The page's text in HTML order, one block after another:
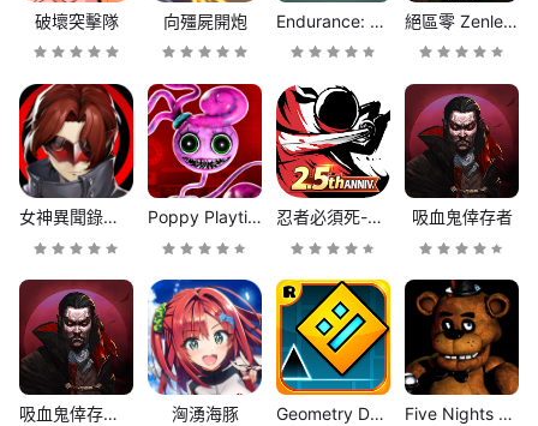
破壞突擊隊 向殭屍開炮 Endurance: dead space Premium 絕區零 Zenless Zone Zero - PC
女神異聞錄：夜幕魅影 Poppy Playtime Chapter 2 忍者必須死-全球版 吸血鬼倖存者
吸血鬼倖存者 PC優化版 洶湧海豚 Geometry Dash Five Nights at Freddy's